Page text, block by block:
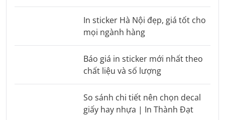
In sticker Hà Nội đẹp, giá tốt cho
mọi ngành hàng
Báo giá in sticker mới nhất theo
chất liệu và số lượng
So sánh chi tiết nên chọn decal
giấy hay nhựa | In Thành Đạt